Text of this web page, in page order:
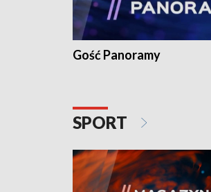
Gość Panoramy
SPORT